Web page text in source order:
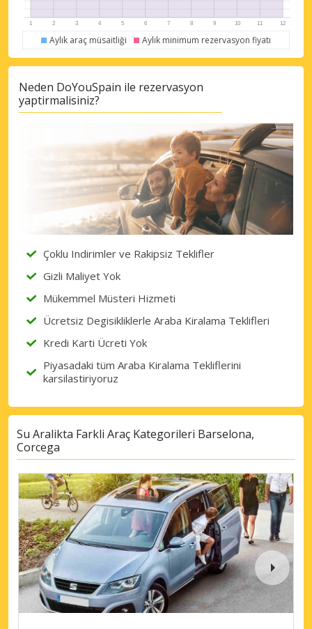
Aylık araç müsaitliği Aylık minimum rezervasyon fiyatı
Neden DoYouSpain ile rezervasyon
yaptirmalisiniz?
Çoklu Indirimler ve Rakipsiz Teklifler
Gizli Maliyet Yok
Mükemmel Müsteri Hizmeti
Ücretsiz Degisikliklerle Araba Kiralama Teklifleri
Kredi Karti Ücreti Yok
Piyasadaki tüm Araba Kiralama Tekliflerini
karsilastiriyoruz
Su Aralikta Farkli Araç Kategorileri Barselona,
Corcega